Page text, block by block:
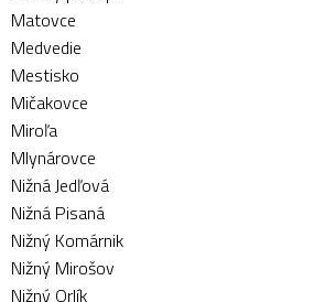
Matovce
Medvedie
Mestisko
Mičakovce
Miroľa
Mlynárovce
Nižná Jedľová
Nižná Pisaná
Nižný Komárnik
Nižný Mirošov
Nižný Orlík